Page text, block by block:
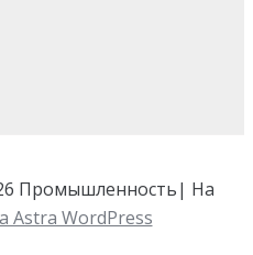
Промышленность| На
Astra WordPress